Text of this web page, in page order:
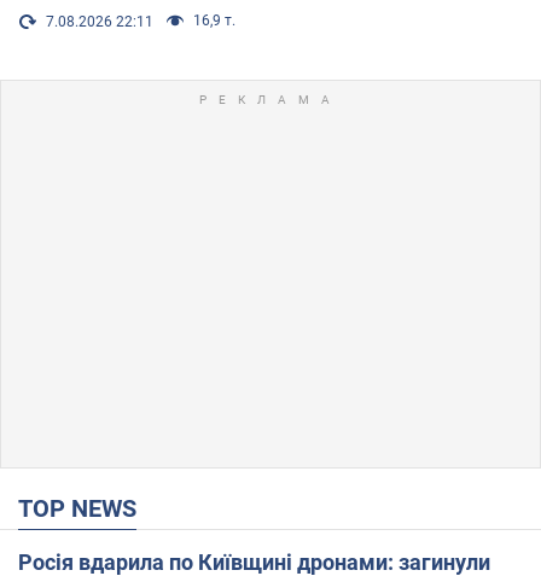
7.08.2026 22:11 16,9 т.
TOP NEWS
Росія вдарила по Київщині дронами: загинули